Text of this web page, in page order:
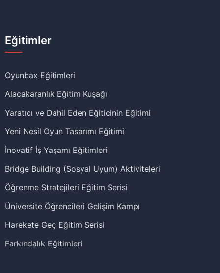
Eğitimler
Oyunbax Eğitimleri
Alacakaranlık Eğitim Kuşağı
Yaratıcı ve Dahil Eden Eğiticinin Eğitimi
Yeni Nesil Oyun Tasarımı Eğitimi
İnovatif İş Yaşamı Eğitimleri
Bridge Building (Sosyal Uyum) Aktiviteleri
Öğrenme Stratejileri Eğitim Serisi
Üniversite Öğrencileri Gelişim Kampı
Harekete Geç Eğitim Serisi
Farkındalık Eğitimleri